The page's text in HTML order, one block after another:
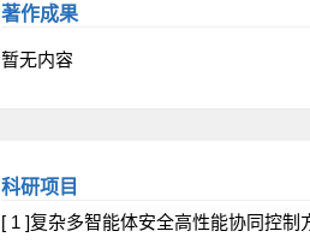
著作成果
暂无内容
科研项目
[ 1 ]复杂多智能体安全高性能协同控制